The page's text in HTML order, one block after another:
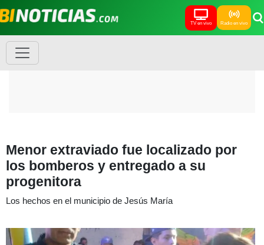
TV en vivo Radio en vivo
Menor extraviado fue localizado por
los bomberos y entregado a su
progenitora
Los hechos en el municipio de Jesús María